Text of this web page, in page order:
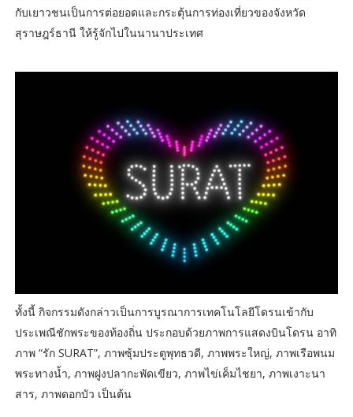
กับเยาวชนเป็นการต่อยอดและกระตุ้นการท่องเที่ยวของจังหวัด
สุราษฎร์ธานี ให้รู้จักไปในนานาประเทศ
ทั้งนี้ กิจกรรมดังกล่าวเป็นการบูรณาการเทคโนโลยีโดรนเข้ากับ
ประเพณีชักพระของท้องถิ่น ประกอบด้วยภาพการแสดงบินโดรน อาทิ
ภาพ “รัก SURAT”, ภาพซุ้มประตูพุทธวดี, ภาพพระใหญ่, ภาพเรือพนม
พระทางน้ำ, ภาพฝูงปลากะพัดเขียว, ภาพไข่เค็มไชยา, ภาพเงาะนา
สาร, ภาพดอกบัว เป็นต้น